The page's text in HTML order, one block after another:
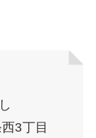
3丁目